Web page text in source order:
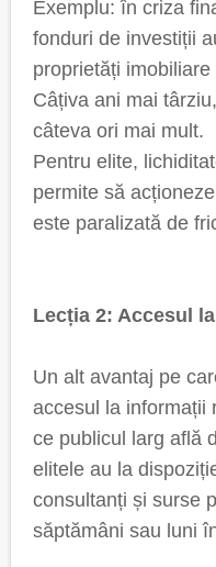
Exemplu: în criza
fonduri de investiții
proprietăți
Câțiva ani mai
câteva ori mai mult.
Pentru elite,
permite să
este paralizată de
Lecția 2: Accesul
Un alt avantaj pe
accesul la informații
ce publicul larg află
elitele au la
consultanți și surse
săptămâni sau luni